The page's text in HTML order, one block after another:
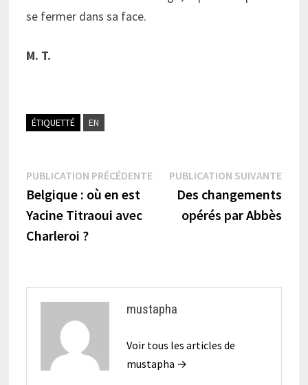
se fermer dans sa face.
M. T.
ÉTIQUETTÉ EN
Navigation
de
l’article
PUBLICATION PRÉCÉDENTEPublication
précédente :
Belgique : où en est
Yacine Titraoui avec
Charleroi ?
PUBLICATION SUIVANTE
Des changements
opérés par Abbès
mustapha
Voir tous les articles de
mustapha →